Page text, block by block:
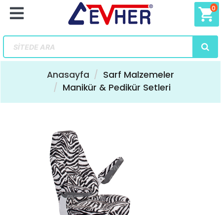
shopping_cart
0
Anasayfa
Sarf Malzemeler
Manikür & Pedikür Setleri